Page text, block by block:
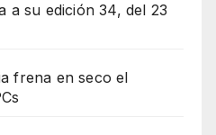
a su edición 34, del 23
frena en seco el